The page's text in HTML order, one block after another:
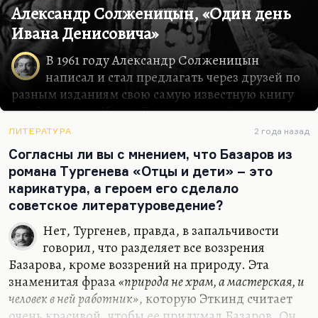
Александр Солженицын, «Один день
Ивана Денисовича»
В 1961 году Александр Солженицын
написал и стал предлагать через друзей по
разным изданиям свою самую известную книгу
― «Один день Ивана Денисовича». Сначала она
называлась «Щ-854», но по совету Твардовского
изменили название. Я не думаю, что есть смысл
рассказывать подробно об этом тексте. Он
входит в школьную программу теперь, до сих
пор входит. Он фантастически известен.
Расскажу, пожалуй, о другом. Спросите себя, о
ком я сейчас говорю. Писатель, который в
молодости был открыт издателем самого
популярного, самого прогрессивного журнала
той эпохи, открыт после своего литературного
дебюта и сразу приобрел огромную славу. По
ЛИТЕРАТУРА 2 года назад
Согласны ли вы с мнением, что Базаров из
романа Тургенева «Отцы и дети» – это
карикатура, а героем его сделало
советское литературоведение?
Нет, Тургенев, правда, в запальчивости
говорил, что разделяет все воззрения
Базарова, кроме воззрений на природу. Эта
знаменитая фраза«природа не храм, а мастерская, и
человек в ней работник», которую Эткинд считает